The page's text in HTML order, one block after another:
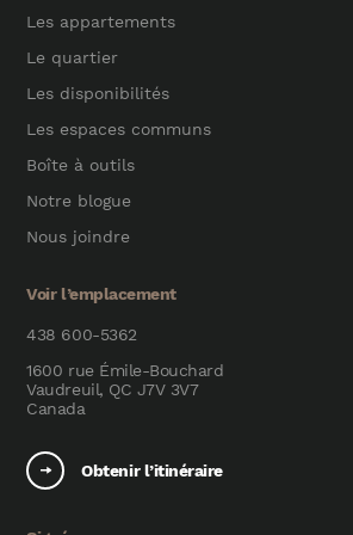
Les appartements
Le quartier
Les disponibilités
Les espaces communs
Boîte à outils
Notre blogue
Nous joindre
Voir l’emplacement
438 600-5362
1600 rue Émile-Bouchard
Vaudreuil, QC J7V 3V7
Canada
Obtenir l’itinéraire